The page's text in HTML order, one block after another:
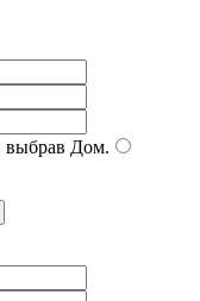
выбрав Дом.